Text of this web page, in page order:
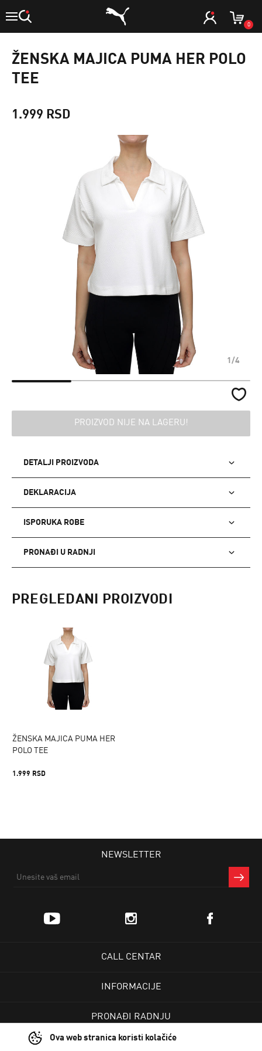
0
Ova web stranica koristi kolačiće
ŽENSKA MAJICA PUMA HER POLO
TEE
1.999 RSD
1/4
PROIZVOD NIJE NA LAGERU!
DETALJI PROIZVODA
DEKLARACIJA
ISPORUKA ROBE
PRONAĐI U RADNJI
PREGLEDANI PROIZVODI
ŽENSKA MAJICA PUMA HER
POLO TEE
1.999 RSD
NEWSLETTER
CALL CENTAR
INFORMACIJE
PRONAĐI RADNJU